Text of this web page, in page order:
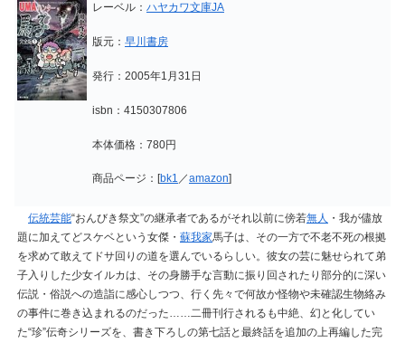
レーベル： ハヤカワ文庫JA
版元： 早川書房
発行：2005年1月31日
isbn：4150307806
本体価格：780円
商品ページ：[bk1 ／amazon]
伝統芸能“おんびき祭文”の継承者であるがそれ以前に傍若無人 ・我が儘放
題に加えてどスケベという女傑・ 蘇我家馬子は、その一方で不老不死の根拠
を求めて敢えてドサ回りの道を選んでいるらしい。彼女の芸に魅せられて弟
子入りした少女イルカは、その身勝手な言動に振り回されたり部分的に深い
伝説・俗説への造詣に感心しつつ、行く先々で何故か怪物や未確認生物絡み
の事件に巻き込まれるのだった……二冊刊行されるも中絶、幻と化してい
た“珍”伝奇シリーズを、書き下ろしの第七話と最終話を追加の上再編した完